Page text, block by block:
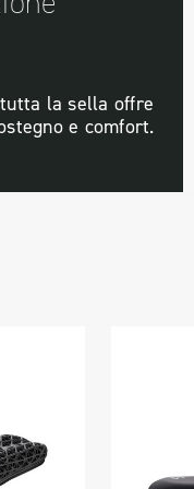
la sella offre
e comfort.